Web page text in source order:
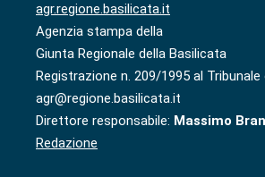
agr.regione.basilicata.it
Agenzia stampa della
Giunta Regionale della Basilicata
Registrazione n. 209/1995 al
agr@regione.basilicata.it
Direttore responsabile: Massimo
Redazione